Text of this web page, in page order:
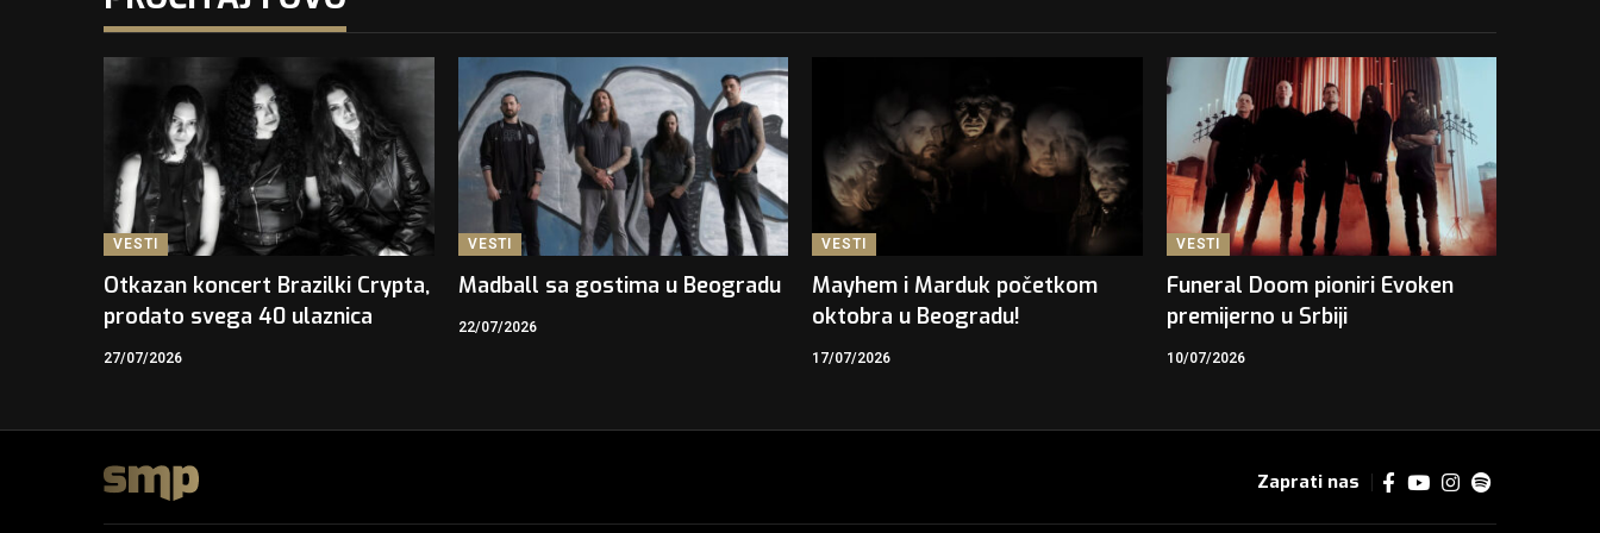
VESTI
Otkazan koncert Brazilki Crypta,
prodato svega 40 ulaznica
27/07/2026
VESTI
Madball sa gostima u Beogradu
22/07/2026
VESTI
Mayhem i Marduk početkom
oktobra u Beogradu!
17/07/2026
VESTI
Funeral Doom pioniri Evoken
premijerno u Srbiji
10/07/2026
Zaprati nas